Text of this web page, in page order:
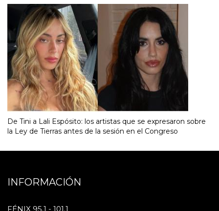
De Tini a Lali Espósito: los artistas que se expresaron sobre
la Ley de Tierras antes de la sesión en el Congreso
INFORMACIÓN
FÉNIX 95.1 - 101.1